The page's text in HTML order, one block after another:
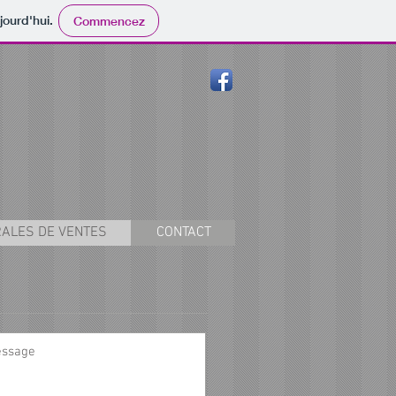
Commencez
DE VENTES CONTACT